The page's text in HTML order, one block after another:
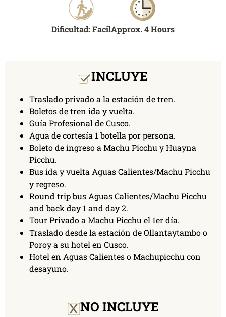
Dificultad: FacilApprox. 4 Hours
INCLUYE
Traslado privado a la estación de tren.
Boletos de tren ida y vuelta.
Guía Profesional de Cusco.
Agua de cortesía 1 botella por persona.
Boleto de ingreso a Machu Picchu y Huayna
Picchu.
Bus ida y vuelta Aguas Calientes/Machu Picchu
y regreso.
Round trip bus Aguas Calientes/Machu Picchu
and back day 1 and day 2.
Tour Privado a Machu Picchu el 1er día.
Traslado desde la estación de Ollantaytambo o
Poroy a su hotel en Cusco.
Hotel en Aguas Calientes o Machupicchu con
desayuno.
xNO INCLUYE